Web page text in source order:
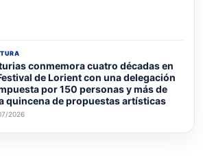
conmemora cuatro décadas en
de Lorient con una delegación
por 150 personas y más de
quincena de propuestas artísticas
2026